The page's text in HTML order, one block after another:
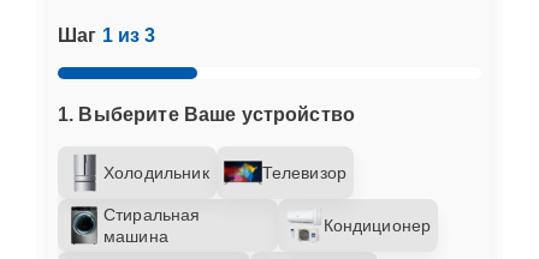
Шаг 1 из 3
1. Выберите Ваше устройство
Холодильник Телевизор
Стиральная
машина
Кондиционер